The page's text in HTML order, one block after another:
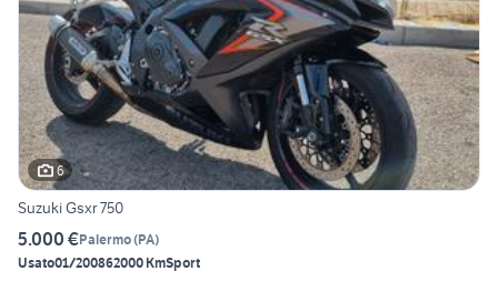
6
Suzuki Gsxr 750
5.000 €Palermo(PA)
Usato01/200862000 KmSport